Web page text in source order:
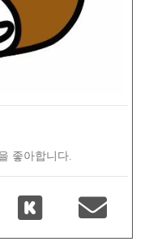
좋아합니다.